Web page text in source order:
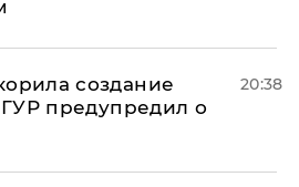
создание
предупредил о
20:38